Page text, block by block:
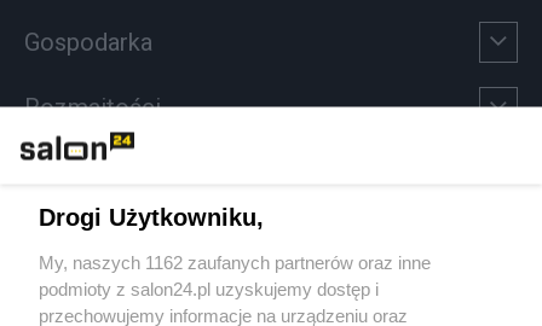
Gospodarka
Rozmaitości
Sport
Społeczeństwo
Drogi Użytkowniku,
My, naszych 1162 zaufanych partnerów oraz inne
podmioty z salon24.pl uzyskujemy dostęp i
przechowujemy informacje na urządzeniu oraz